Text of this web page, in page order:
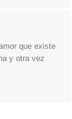
que existe
y otra vez